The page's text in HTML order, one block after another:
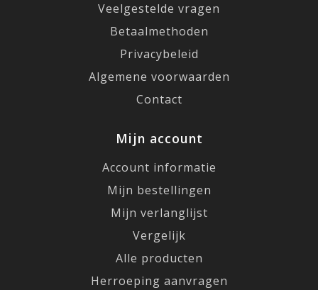
Veelgestelde vragen
Betaalmethoden
Privacybeleid
Algemene voorwaarden
Contact
Mijn account
Account informatie
Mijn bestellingen
Mijn verlanglijst
Vergelijk
Alle producten
Herroeping aanvragen